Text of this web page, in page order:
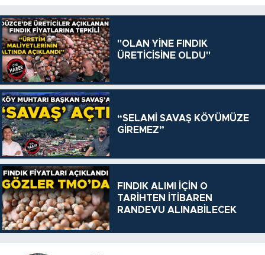
"OLAN YİNE FINDIK
ÜRETİCİSİNE OLDU"
“SELAMİ SAVAŞ KÖYÜMÜZE
GİREMEZ”
FINDIK ALIMI İÇİN O
TARİHTEN İTİBAREN
RANDEVU ALINABİLECEK